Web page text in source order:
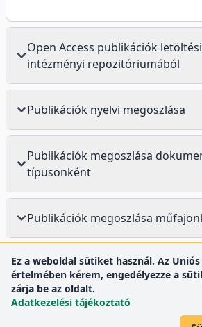
Open Access publikációk
intézményi repozitóriumából
Publikációk nyelvi megoszlása
Publikációk megoszlása
típusonként
Publikációk megoszlása
Ez a weboldal sütiket használ. Az
értelmében kérem, engedélyezze a
zárja be az oldalt.
Adatkezelési tájékoztató